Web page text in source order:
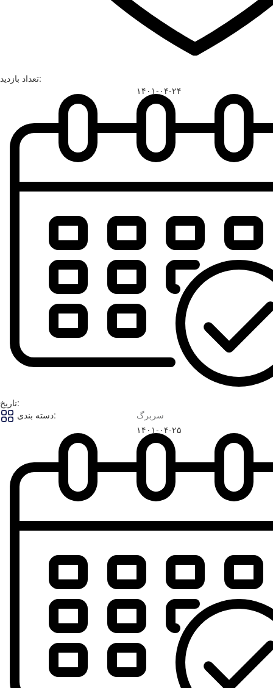
تعداد بازدید:
تاریخ:
۱۴۰۱-۰۴-۲۴
دسته بندی: سربرگ
۱۴۰۱-۰۴-۲۵